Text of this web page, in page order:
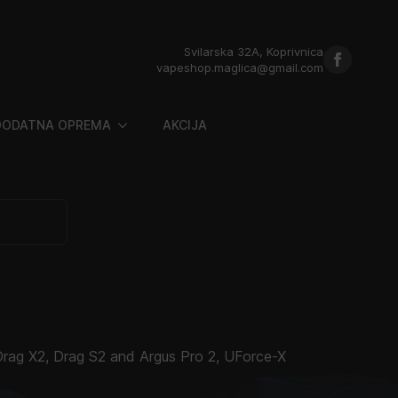
Svilarska 32A, Koprivnica
vapeshop.maglica@gmail.com
OPREMA AKCIJA
X2, Drag S2 and Argus Pro 2, UForce-X